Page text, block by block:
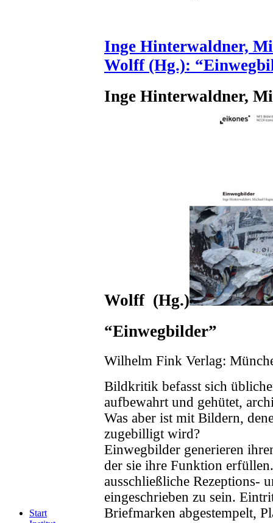
Start
Inge Hinterwaldner,
Wolff (Hg.):
Inge Hinterwaldner,
Wolff (Hg.)
“Einwegbilder”
Wilhelm Fink Verlag:
Bildkritik befasst sich
aufbewahrt und gehütet,
Was aber ist mit Bildern,
zugebilligt wird?
Einwegbilder generieren
der sie ihre Funktion
ausschließliche Rezeptions-
eingeschrieben zu sein.
Briefmarken abgestempelt,